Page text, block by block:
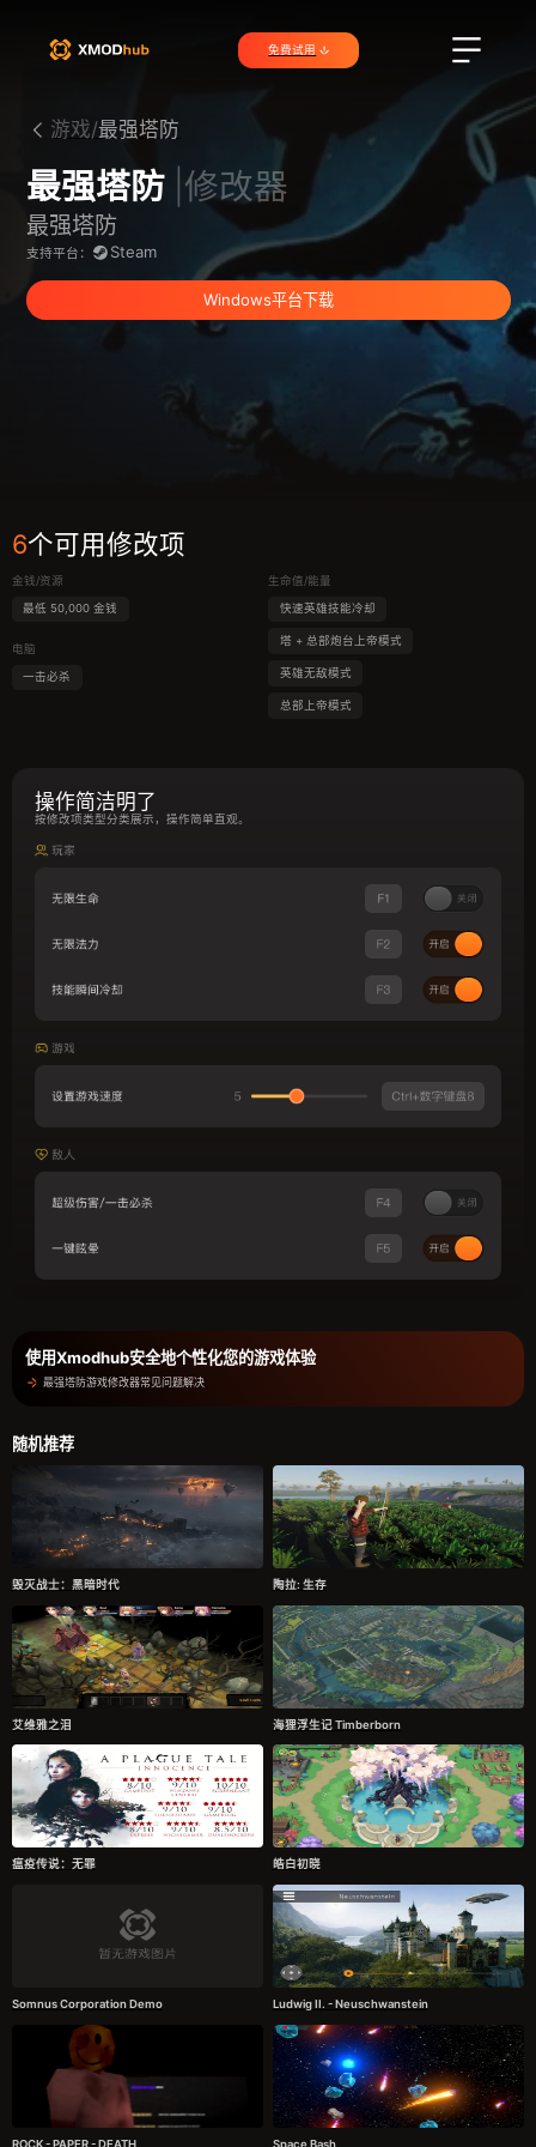
免费试用
游戏/最强塔防
最强塔防 |修改器
最强塔防
支持平台： Steam
Windows平台下载
6个可用修改项
金钱/资源
最低 50,000 金钱
电脑
一击必杀
生命值/能量
快速英雄技能冷却
塔 + 总部炮台上帝模式
英雄无敌模式
总部上帝模式
操作简洁明了
按修改项类型分类展示，操作简单直观。
使用Xmodhub安全地个性化您的游戏体验
最强塔防游戏修改器常见问题解决
随机推荐
毁灭战士：黑暗时代 陶拉: 生存
艾维雅之泪 海狸浮生记 Timberborn
瘟疫传说：无罪 皓白初晓
Somnus Corporation Demo Ludwig II. - Neuschwanstein
ROCK - PAPER - DEATH Space Bash